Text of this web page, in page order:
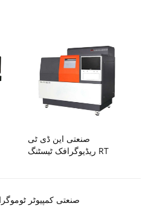
صنعتی این ڈی ٹی
ریڈیوگرافک ٹیسٹنگ RT
صنعتی کمپیوٹر